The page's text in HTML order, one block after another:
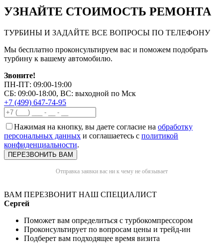
УЗНАЙТЕ СТОИМОСТЬ РЕМОНТА
ТУРБИНЫ И ЗАДАЙТЕ ВСЕ ВОПРОСЫ ПО ТЕЛЕФОНУ
Мы бесплатно проконсультируем вас и поможем подобрать
турбину к вашему автомобилю.
Звоните!
ПН-ПТ: 09:00-19:00
СБ: 09:00-18:00, ВС: выходной по Мск
+7 (499) 647-74-95
Нажимая на кнопку, вы даете согласие на обработку
персональных данных и соглашаетесь с политикой
конфиденциальности.
Отправка заявки вас ни к чему не обязывает
ВАМ ПЕРЕЗВОНИТ НАШ СПЕЦИАЛИСТ
Сергей
Поможет вам определиться с турбокомпрессором
Проконсультирует по вопросам цены и трейд-ин
Подберет вам подходящее время визита